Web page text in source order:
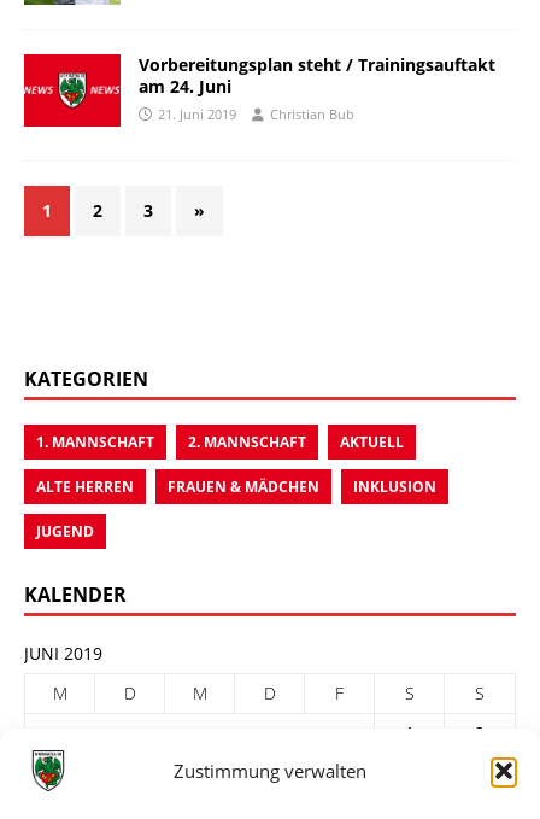
Zustimmung verwalten
Vorbereitungsplan steht / Trainingsauftakt
am 24. Juni
21. Juni 2019 Christian Bub
1 2 3 »
KATEGORIEN
1. MANNSCHAFT 2. MANNSCHAFT AKTUELL
ALTE HERREN FRAUEN & MÄDCHEN INKLUSION
JUGEND
KALENDER
JUNI 2019
M
D M D F S
S
1
2
3
5 6 7